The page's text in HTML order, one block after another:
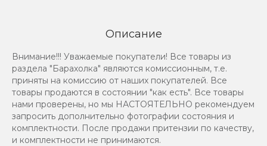
Описание
Внимание!!! Уважаемые покупатели! Все товары из
раздела "Барахолка" являются комиссионным, т.е.
приняты на комиссию от наших покупателей. Все
товары продаются в состоянии "как есть". Все товары
нами проверены, но мы НАСТОЯТЕЛЬНО рекомендуем
запросить дополнительно фотографии состояния и
комплектности. После продажи притензии по качеству,
и комплектности не принимаются.